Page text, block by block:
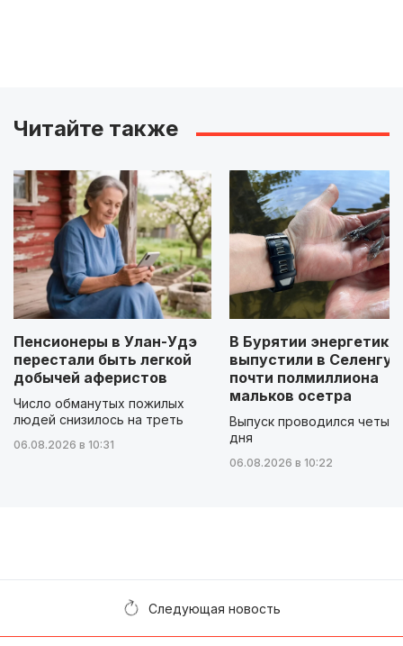
Читайте также
Пенсионеры в Улан-Удэ
перестали быть легкой
добычей аферистов
Число обманутых пожилых
людей снизилось на треть
06.08.2026 в 10:31
В Бурятии энергетики
выпустили в Селенгу
почти полмиллиона
мальков осетра
Выпуск проводился
дня
06.08.2026 в 10:22
Следующая новость